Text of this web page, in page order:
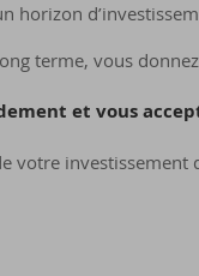
horizon
terme, vous
et vous
votre investissement